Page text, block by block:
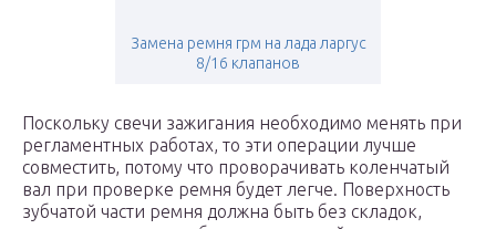
Замена ремня грм на лада ларгус
8/16 клапанов
Поскольку свечи зажигания необходимо менять при
регламентных работах, то эти операции лучше
совместить, потому что проворачивать коленчатый
вал при проверке ремня будет легче. Поверхность
зубчатой части ремня должна быть без складок,